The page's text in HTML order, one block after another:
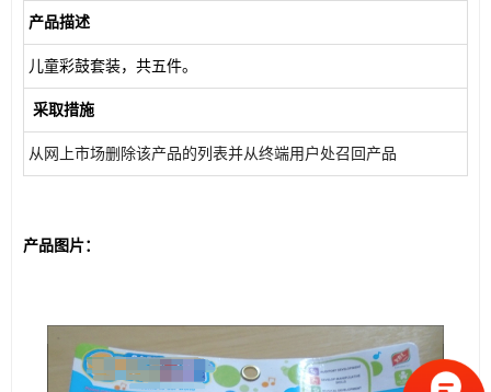
产品描述
儿童彩鼓套装，共五件。
采取措施
从网上市场删除该产品的列表并从终端用户处召回产品
产品图片：